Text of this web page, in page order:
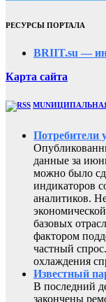
РЕСУРСЫ ПОРТАЛА
BRIIT.su —
Карта сайта
Потребители
данные за
можно было
индикаторов
аналитиков.
базовых
фактором
частный
охлаждения
Известный
В последний
закончены